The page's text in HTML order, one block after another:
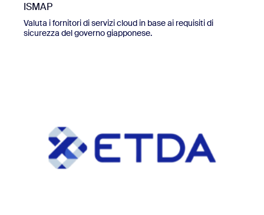
ISMAP
Valuta i fornitori di servizi cloud in base ai requisiti di
sicurezza del governo giapponese.